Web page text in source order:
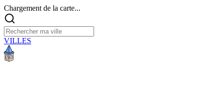
Chargement de la carte...
VILLES